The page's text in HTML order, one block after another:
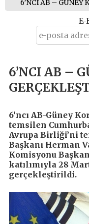
6’NCI AB – GÜNEY
E-
6’NCI AB –
6’ncı AB-Güney
temsilen
Avrupa Birliği’ni
Başkanı Herman
Komisyonu
katılımıyla 28
gerçekleştirildi.